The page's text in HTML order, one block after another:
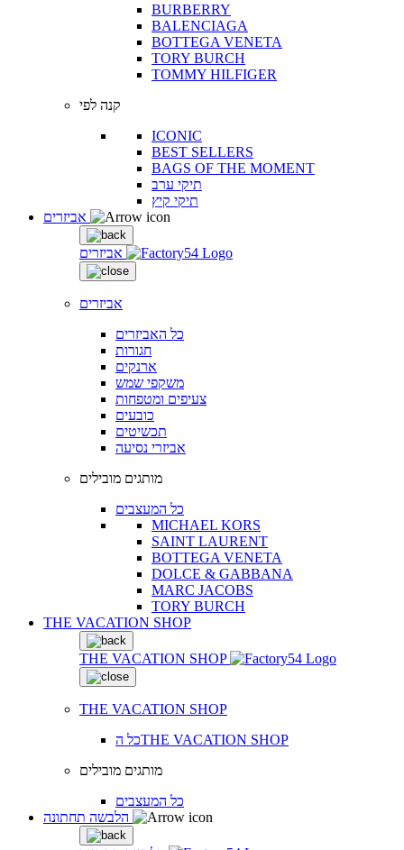
BURBERRY
BALENCIAGA
BOTTEGA VENETA
TORY BURCH
TOMMY HILFIGER
קנה לפי
ICONIC
BEST SELLERS
BAGS OF THE MOMENT
תיקי ערב
תיקי קיץ
אביזרים
אביזרים
כל האביזרים
חגורות
ארנקים
משקפי שמש
צעיפים ומטפחות
כובעים
תכשיטים
אביזרי נסיעה
מותגים מובילים
כל המעצבים
MICHAEL KORS
SAINT LAURENT
BOTTEGA VENETA
DOLCE & GABBANA
MARC JACOBS
TORY BURCH
THE VACATION SHOP
THE VACATION SHOP
THE VACATION SHOP
כל הTHE VACATION SHOP
מותגים מובילים
כל המעצבים